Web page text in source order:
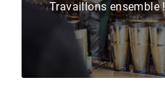
Travaillons ensemble !